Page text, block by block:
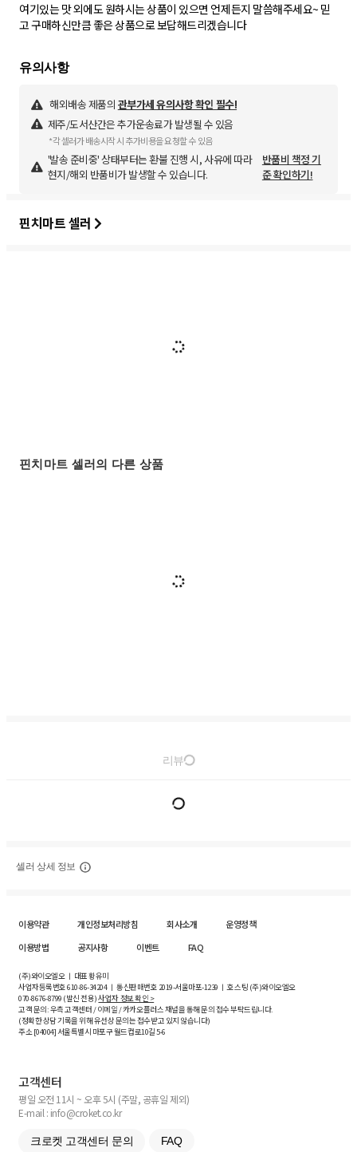
여기있는 맛 외에도 원하시는 상품이 있으면 언제든지 말씀해주세요~ 믿
고 구매하신만큼 좋은 상품으로 보답해드리겠습니다
유의사항
해외배송 제품의 관부가세 유의사항 확인 필수!
제주/도서산간은 추가운송료가 발생될 수 있음
*각 셀러가 배송시작 시 추가비용을 요청할 수 있음
'발송 준비중' 상태부터는 환불 진행 시, 사유에 따라
현지/해외 반품비가 발생할 수 있습니다.
반품비 책정 기
준 확인하기!
핀치마트 셀러
핀치마트 셀러의 다른 상품
리뷰
셀러 상세 정보
이용약관 개인정보처리방침 회사소개
운영정책
이용방법
공지사항 이벤트 FAQ
(주)와이오엘오 ㅣ 대표 황유미
사업자등록번호610-86-34204ㅣ 통신판매번호 2019-서울마포-1239 ㅣ 호스팅 (주)와이오엘오
070-8676-8799 (발신 전용)사업자 정보 확인 >
고객 문의: 우측 고객센터 / 이메일 / 카카오플러스 채널을 통해 문의 접수 부탁드립니다.
(정확한 상담 기록을 위해 유선상 문의는 접수받고 있지 않습니다)
주소 [04004] 서울특별시 마포구 월드컵로10길5-6
고객센터
평일 오전 11시 ~ 오후 5시 (주말, 공휴일 제외)
E-mail : info@croket.co.kr
크로켓 고객센터 문의 FAQ